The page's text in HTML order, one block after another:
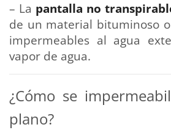
– La pantalla no
de un material bituminoso
impermeables al agua
vapor de agua.
¿Cómo se
plano?